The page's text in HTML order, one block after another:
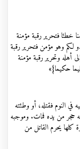
خطئا فتحرير رقبة مؤمنة
لكم وهو مؤمن فتحرير رقبة
أهله وتحرير رقبة مؤمنة
حكيما}»
النوم فقتله، أو وطئته
حجر من يده فمات. وموجبه
كلها يحرم القاتل من